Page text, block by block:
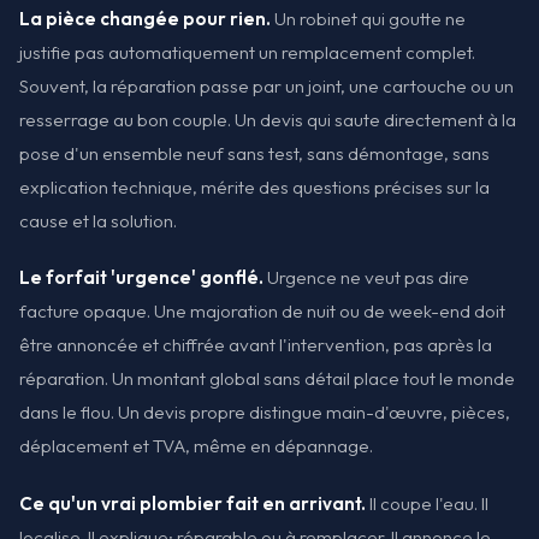
La pièce changée pour rien. Un robinet qui goutte ne
justifie pas automatiquement un remplacement complet.
Souvent, la réparation passe par un joint, une cartouche ou un
resserrage au bon couple. Un devis qui saute directement à la
pose d'un ensemble neuf sans test, sans démontage, sans
explication technique, mérite des questions précises sur la
cause et la solution.
Le forfait 'urgence' gonflé. Urgence ne veut pas dire
facture opaque. Une majoration de nuit ou de week-end doit
être annoncée et chiffrée avant l'intervention, pas après la
réparation. Un montant global sans détail place tout le monde
dans le flou. Un devis propre distingue main-d'œuvre, pièces,
déplacement et TVA, même en dépannage.
Ce qu'un vrai plombier fait en arrivant. Il coupe l'eau. Il